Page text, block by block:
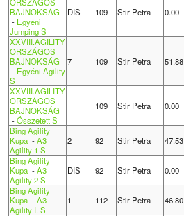
ORSZÁGOS
BAJNOKSÁG
- Egyéni
Jumping S
DIS 109 Stir Petra 0.00
XXVIII.AGILITY
ORSZÁGOS
BAJNOKSÁG
- Egyéni Agility
S
7 109 Stir Petra 51.88
XXVIII.AGILITY
ORSZÁGOS
BAJNOKSÁG
-Összetett S
109 Stir Petra 0.00
Bing Agility
Kupa-A3
Agility 1 S
2 92 Stir Petra 47.53
Bing Agility
Kupa-A3
Agility 2 S
DIS 92 Stir Petra 0.00
Bing Agility
Kupa-A3
Agility I. S
1 112 Stir Petra 46.80